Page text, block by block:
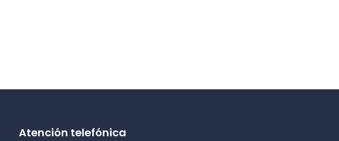
Atención telefónica